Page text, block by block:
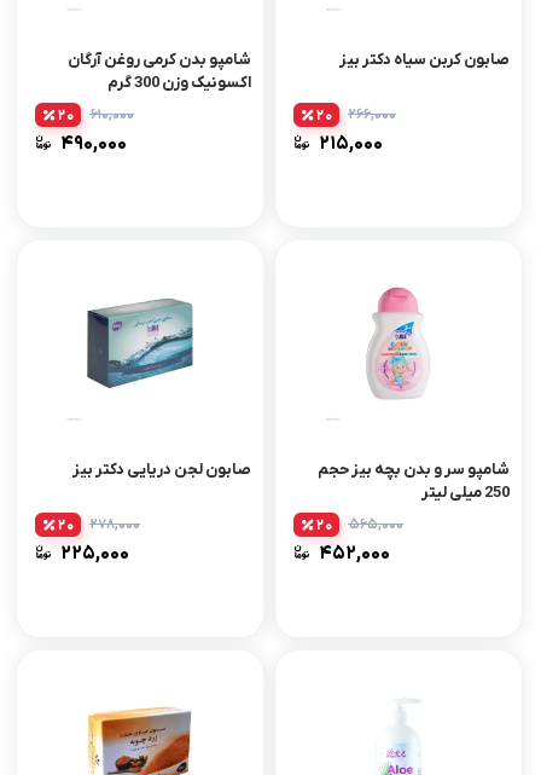
صابون کربن سیاه دکتر بیز
۲۶۶,۰۰۰
۲۱۵,۰۰۰
20
شامپو بدن کرمی روغن آرگان
اکسونیک وزن 300 گرم
۶۱۰,۰۰۰
۴۹۰,۰۰۰
20
شامپو سر و بدن بچه بیز حجم
250 میلی لیتر
۵۶۵,۰۰۰
۴۵۲,۰۰۰
20
صابون لجن دریایی دکتر بیز
۲۷۸,۰۰۰
۲۲۵,۰۰۰
20